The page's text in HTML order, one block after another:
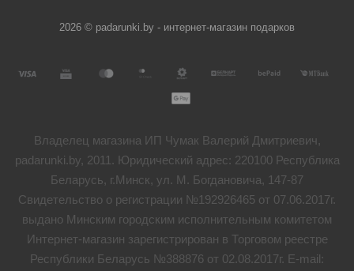
2026 © padarunki.by - интернет-магазин подарков
Владелец магазина ИП Чумак Валерий Дмитриевич,
padarunki.by, 2011. Юридический адрес: 220100 Республика
Беларусь, г.Минск, ул. М. Богдановича, 147-87
Свидетельство о регистрации №192926465 от 07.06.2017г.
выдано Минским городским исполнительным комитетом
Интернет-магазин зарегистрирован в Торговом реестре
Республики Беларусь №388876 от 02.08.2017г. E-mail: